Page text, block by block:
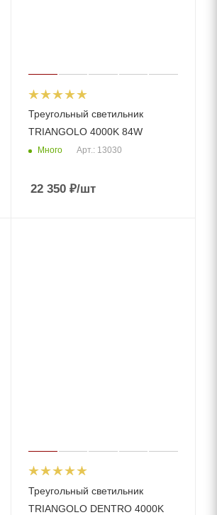
Треугольный светильник
TRIANGOLO 4000K 84W
Много Арт.: 13030
22 350 ₽/шт
Треугольный светильник
TRIANGOLO DENTRO 4000K